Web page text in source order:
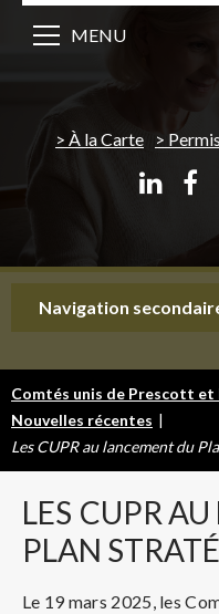
À la Carte Permis
MENU
Navigation
Comtés unis de Prescott et
Nouvelles récentes |
Les CUPR au lancement du
LES CUPR
PLAN
Le 19 mars 2025, les